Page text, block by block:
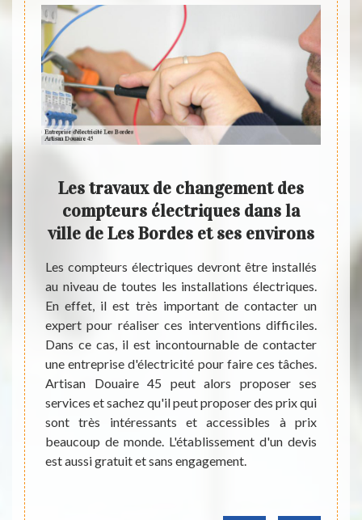
les
de
cas
une
la
Les travaux de changement des
compteurs électriques dans la
ville de Les Bordes et ses environs
Les compteurs électriques devront être installés
au niveau de toutes les installations électriques.
En effet, il est très important de contacter un
expert pour réaliser ces interventions difficiles.
Dans ce cas, il est incontournable de contacter
une entreprise d'électricité pour faire ces tâches.
Artisan Douaire 45 peut alors proposer ses
services et sachez qu'il peut proposer des prix qui
sont très intéressants et accessibles à prix
beaucoup de monde. L'établissement d'un devis
est aussi gratuit et sans engagement.
Au
utile
sont
de